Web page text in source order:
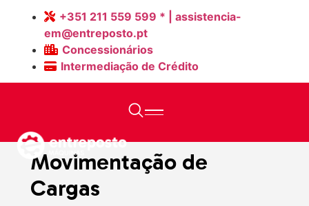
+351 211 559 599 * | assistencia-
em@entreposto.pt
Concessionários
Intermediação de Crédito
Movimentação de
Cargas